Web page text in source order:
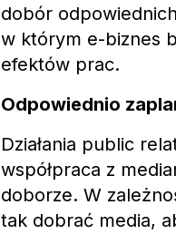
dobór
w którym e-biznes
efektów prac.
Odpowiednio
Działania public
współpraca z
doborze. W
tak dobrać media,